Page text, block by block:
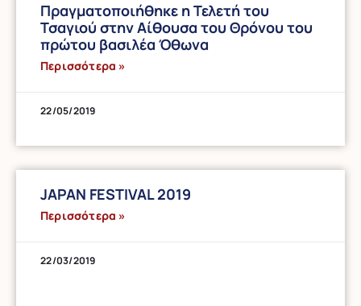
Πραγματοποιήθηκε η Τελετή του
Τσαγιού στην Αίθουσα του Θρόνου του
πρώτου βασιλέα Όθωνα
Περισσότερα »
22/05/2019
JAPAN FESΤΙVAL 2019
Περισσότερα »
22/03/2019